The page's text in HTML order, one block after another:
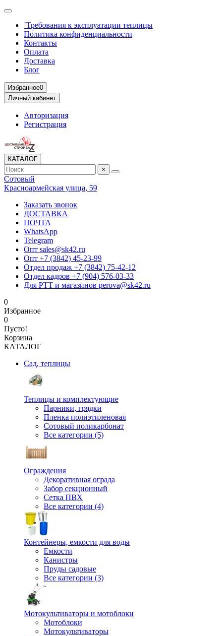
`Требования к эксплуатации теплицы
Политика конфиденциальности
Контакты
Оплата
Доставка
Блог
Избранное0
Личный кабинет
Авторизация
Регистрация
КАТАЛОГ
×
Сотовый
Красноармейская улица, 59
Заказать звонок
ДОСТАВКА
ПОЧТА
WhatsApp
Telegram
Опт sales@sk42.ru
Опт +7 (3842) 45-23-99
Отдел продаж +7 (3842) 75-42-12
Отдел кадров +7 (904) 576-03-33
Для РТТ и магазинов perova@sk42.ru
0
Избранное
0
Пусто!
Корзина
КАТАЛОГ
Сад, теплицы
Теплицы и комплектующие
Парники, грядки
Пленка полиэтиленовая
Сотовый поликарбонат
Все категории (5)
Ограждения
Декоративная ограда
Забор секционный
Сетка ПВХ
Все категории (4)
Контейнеры, емкости для воды
Емкости
Канистры
Пруды садовые
Все категории (3)
Мотокультиваторы и мотоблоки
Мотоблоки
Мотокультиваторы